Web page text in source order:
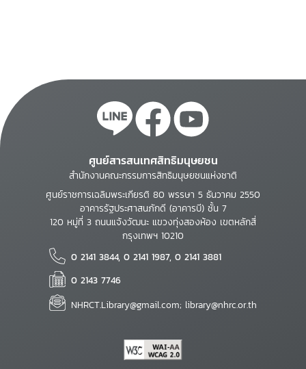
ศูนย์สารสนเทศสิทธิมนุษยชน
สำนักงานคณะกรรมการสิทธิมนุษยชนแห่งชาติ
ศูนย์ราชการเฉลิมพระเกียรติ 80 พรรษา 5 ธันวาคม 2550
อาคารรัฐประศาสนภักดี (อาคารบี) ชั้น 7
120 หมู่ที่ 3 ถนนแจ้งวัฒนะ แขวงทุ่งสองห้อง เขตหลักสี่
กรุงเทพฯ 10210
0 2141 3844, 0 2141 1987, 0 2141 3881
0 2143 7746
NHRCT.Library@gmail.com; library@nhrc.or.th